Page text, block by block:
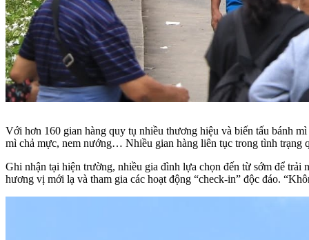
Với hơn 160 gian hàng quy tụ nhiều thương hiệu và biến tấu bánh
mì chả mực, nem nướng… Nhiều gian hàng liên tục trong tình trạng
Ghi nhận tại hiện trường, nhiều gia đình lựa chọn đến từ sớm để
hương vị mới lạ và tham gia các hoạt động “check-in” độc đáo.